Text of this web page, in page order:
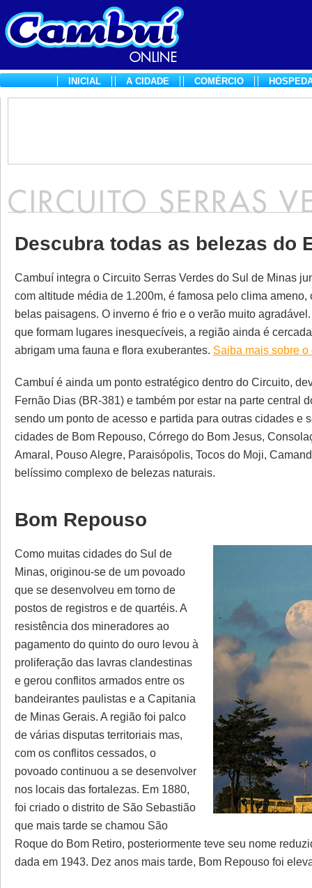
INICIAL A CIDADE COMÉRCIO
Descubra todas as belezas do
Cambuí integra o Circuito Serras Verdes do Sul de Minas
com altitude média de 1.200m, é famosa pelo clima
belas paisagens. O inverno é frio e o verão muito
que formam lugares inesquecíveis, a região ainda é
abrigam uma fauna e flora exuberantes. Saiba mais sobre
Cambuí é ainda um ponto estratégico dentro do Circuito,
Fernão Dias (BR-381) e também por estar na parte central
sendo um ponto de acesso e partida para outras cidades e
cidades de Bom Repouso, Córrego do Bom Jesus,
Amaral, Pouso Alegre, Paraisópolis, Tocos do Moji,
belíssimo complexo de belezas naturais.
Bom Repouso
Como muitas cidades do Sul de
Minas, originou-se de um povoado
que se desenvolveu em torno de
postos de registros e de quartéis. A
resistência dos mineradores ao
pagamento do quinto do ouro levou à
proliferação das lavras clandestinas
e gerou conflitos armados entre os
bandeirantes paulistas e a Capitania
de Minas Gerais. A região foi palco
de várias disputas territoriais mas,
com os conflitos cessados, o
povoado continuou a se desenvolver
nos locais das fortalezas. Em 1880,
foi criado o distrito de São Sebastião
que mais tarde se chamou São
Roque do Bom Retiro, posteriormente teve seu nome
dada em 1943. Dez anos mais tarde, Bom Repouso foi